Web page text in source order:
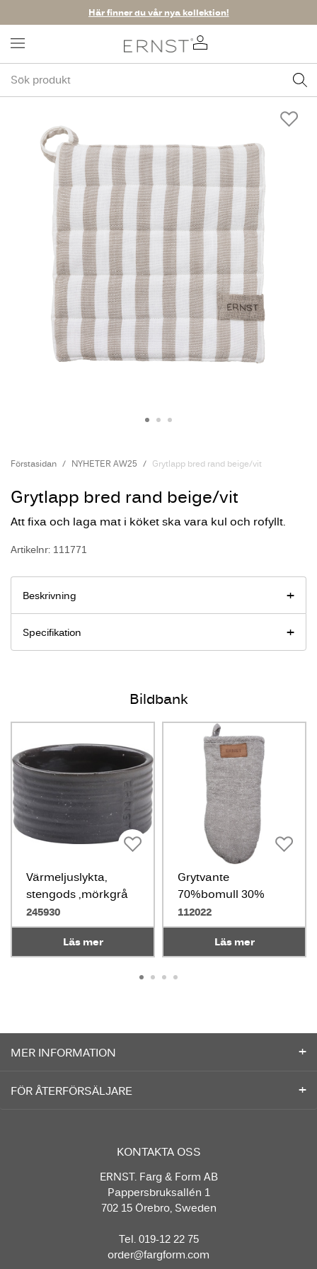
Här finner du vår nya kollektion!
Förstasidan NYHETER AW25 Grytlapp bred rand beige/vit
Grytlapp bred rand beige/vit
Att fixa och laga mat i köket ska vara kul och rofyllt.
Artikelnr: 111771
Beskrivning
Specifikation
Bildbank
Värmeljuslykta,
stengods ,mörkgrå
245930
Läs mer
Grytvante
70%bomull 30%
linne grå
112022
Läs mer
MER INFORMATION
FÖR ÅTERFÖRSÄLJARE
KONTAKTA OSS
ERNST. Färg & Form AB
Pappersbruksallén 1
702 15 Örebro, Sweden
Tel. 019-12 22 75
order@fargform.com